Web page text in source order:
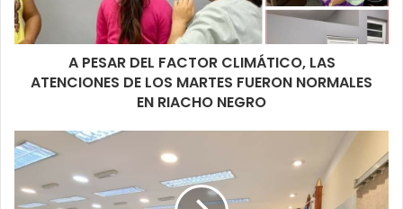
habitamos este territorio; que se terminen las tan molestas
grietas y que en cierta manera lo que pasa en Clorinda sirva de
ejemplo que a pesar de la diferencia de partidos se puede
consensuar y mirar al objetivo principal que es el pueblo en
general, aunque así algunos no lo deseen.
A PESAR DEL FACTOR CLIMÁTICO, LAS
ATENCIONES DE LOS MARTES FUERON NORMALES
EN RIACHO NEGRO